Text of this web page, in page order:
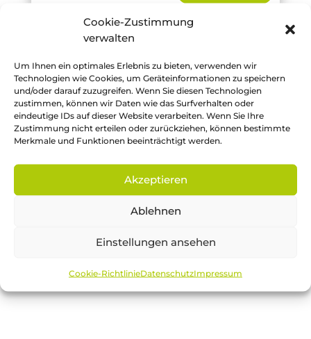
Cookie-Zustimmung
verwalten
Um Ihnen ein optimales Erlebnis zu bieten, verwenden wir
Technologien wie Cookies, um Geräteinformationen zu speichern
und/oder darauf zuzugreifen. Wenn Sie diesen Technologien
zustimmen, können wir Daten wie das Surfverhalten oder
eindeutige IDs auf dieser Website verarbeiten. Wenn Sie Ihre
Zustimmung nicht erteilen oder zurückziehen, können bestimmte
Merkmale und Funktionen beeinträchtigt werden.
Akzeptieren
Ablehnen
Einstellungen ansehen
Cookie-RichtlinieDatenschutzImpressum
Bundeszentrum für Ernährung
Mehr erfahren
Regeln für gesunde Ernährung
Die Verbraucherzentrale NRW
Mehr erfahren